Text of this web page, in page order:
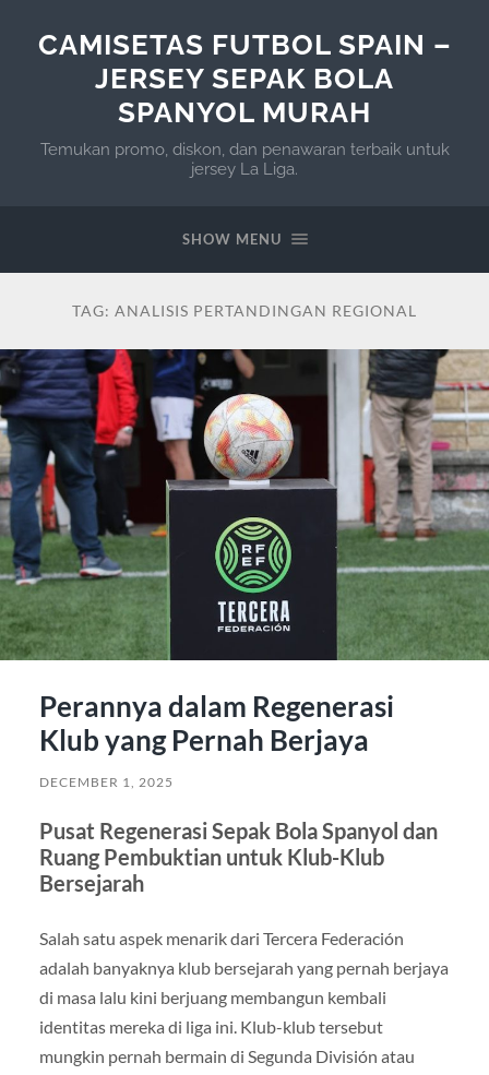
CAMISETAS FUTBOL SPAIN –
JERSEY SEPAK BOLA
SPANYOL MURAH
Temukan promo, diskon, dan penawaran terbaik untuk
jersey La Liga.
SHOW MENU
TAG: ANALISIS PERTANDINGAN REGIONAL
Perannya dalam Regenerasi
Klub yang Pernah Berjaya
DECEMBER 1, 2025
Pusat Regenerasi Sepak Bola Spanyol dan
Ruang Pembuktian untuk Klub-Klub
Bersejarah
Salah satu aspek menarik dari Tercera Federación
adalah banyaknya klub bersejarah yang pernah berjaya
di masa lalu kini berjuang membangun kembali
identitas mereka di liga ini. Klub-klub tersebut
mungkin pernah bermain di Segunda División atau